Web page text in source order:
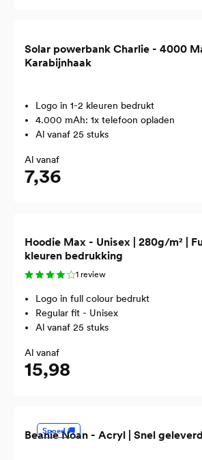
Solar powerbank Charlie - 4000
Karabijnhaak
Logo in 1-2 kleuren bedrukt
4.000 mAh: 1x telefoon opladen
Al vanaf 25 stuks
Al vanaf
7,36
Hoodie Max - Unisex | 280g/m² |
kleuren bedrukking
1 review
Logo in full colour bedrukt
Regular fit - Unisex
Al vanaf 25 stuks
Al vanaf
15,98
Spoed 🚚
Beanie Noan - Acryl | Snel